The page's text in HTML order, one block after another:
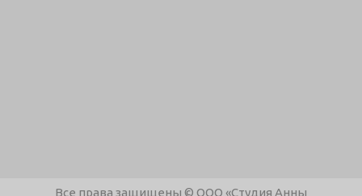
Все права защищены © ООО «Студия Анны